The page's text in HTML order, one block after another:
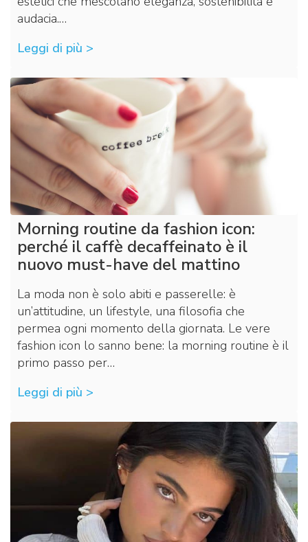
audacia.…
Leggi di più >
Morning routine da fashion icon:
perché il caffè decaffeinato è il
nuovo must-have del mattino
La moda non è solo abiti e passerelle: è
un’attitudine, un lifestyle, una filosofia che
permea ogni momento della giornata. Le vere
fashion icon lo sanno bene: la morning routine è il
primo passo per…
Leggi di più >